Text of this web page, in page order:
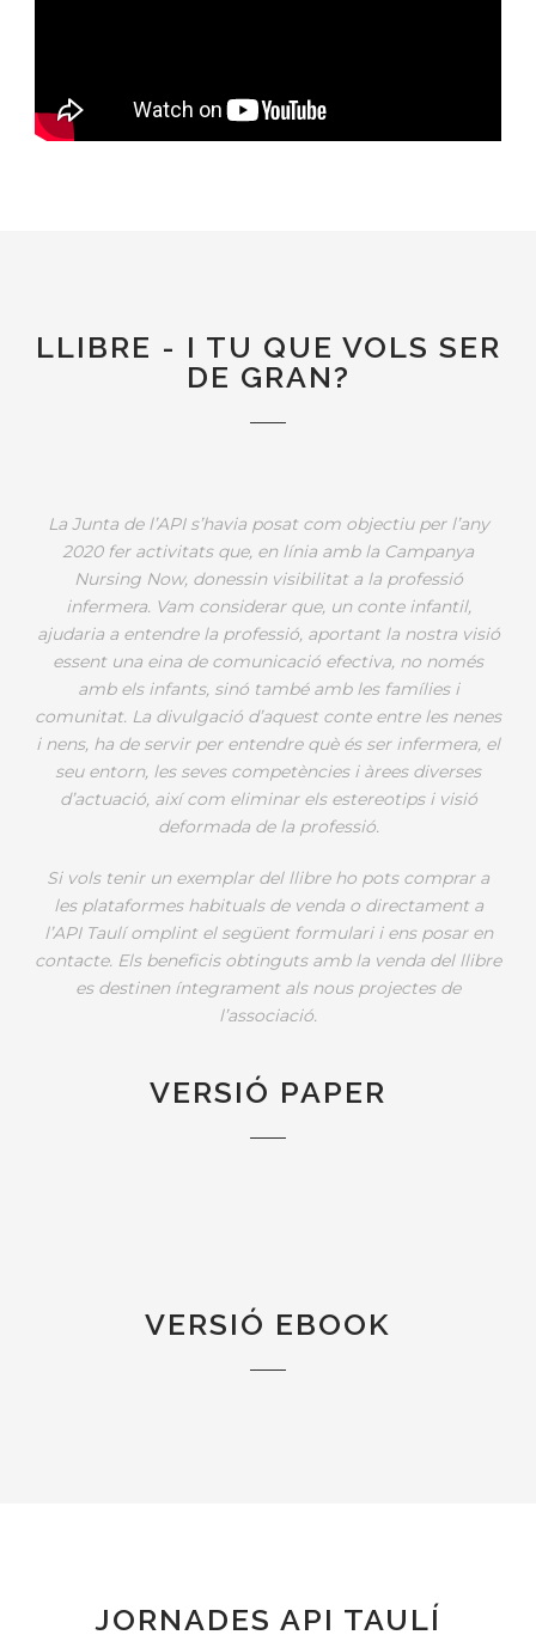
LLIBRE - I TU QUE VOLS SER
DE GRAN?
La Junta de l’API s’havia posat com objectiu per l’any
2020 fer activitats que, en línia amb la Campanya
Nursing Now, donessin visibilitat a la professió
infermera. Vam considerar que, un conte infantil,
ajudaria a entendre la professió, aportant la nostra visió
essent una eina de comunicació efectiva, no només
amb els infants, sinó també amb les famílies i
comunitat. La divulgació d’aquest conte entre les nenes
i nens, ha de servir per entendre què és ser infermera, el
seu entorn, les seves competències i àrees diverses
d’actuació, així com eliminar els estereotips i visió
deformada de la professió.
Si vols tenir un exemplar del llibre ho pots comprar a
les plataformes habituals de venda o directament a
l’API Taulí omplint el següent formulari i ens posar en
contacte. Els beneficis obtinguts amb la venda del llibre
es destinen íntegrament als nous projectes de
l’associació.
VERSIÓ PAPER
VERSIÓ EBOOK
JORNADES API TAULÍ